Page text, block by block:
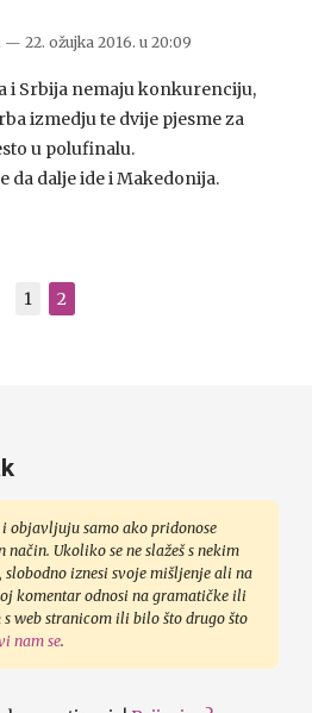
— 22. ožujka 2016. u 20:09
i Srbija nemaju konkurenciju,
izmedju te dvije pjesme za
u polufinalu.
da dalje ide i Makedonija.
1 2
objavljuju samo ako pridonose
Ukoliko se ne slažeš s nekim
iznesi svoje mišljenje ali na
komentar odnosi na gramatičke ili
s web stranicom ili bilo što drugo što
nam se.